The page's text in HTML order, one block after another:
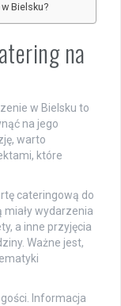
Bielsku?
na
w Bielsku to
na jego
warto
które
cateringową do
wydarzenia
a inne przyjęcia
Ważne jest,
Informacja